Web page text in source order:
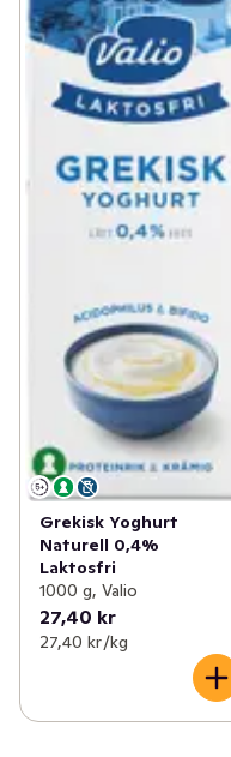
Grekisk Yoghurt
Naturell 0,4%
Laktosfri
1000 g, Valio
27,40 kr
27,40 kr /kg